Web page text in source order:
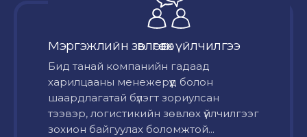
Мэргэжлийн зөвлөгөө өгөх үйлчилгээ
Бид танай компанийн гадаад
харилцааны менежерүүд болон
шаардлагатай бүлэгт зориулсан
тээвэр, логистикийн зөвлөх үйлчилгээг
зохион байгуулах боломжтой...